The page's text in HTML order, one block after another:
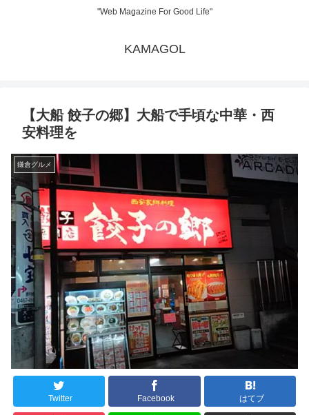
"Web Magazine For Good Life"
KAMAGOL
【大船 餃子の郷】大船で手頃な中華・西
安料理を
鎌倉グルメ
Twitter Facebook はてブ